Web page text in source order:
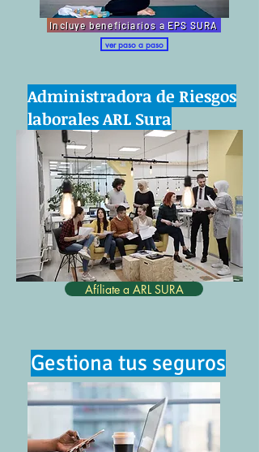
Incluye beneficiarios a EPS SURA
ver paso a paso
Administradora de Riesgos
laborales ARL Sura
Afíliate a ARL SURA
Gestiona tus seguros